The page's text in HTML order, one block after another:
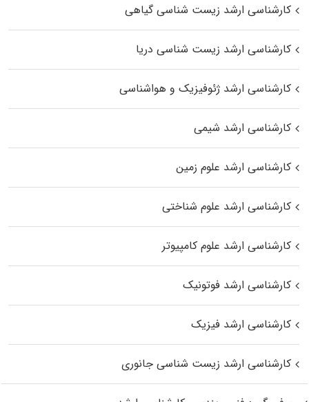
کارشناسی ارشد زیست‌ شناسی گیاهی
کارشناسی ارشد زیست‌ شناسی دریا
کارشناسی ارشد ژئوفیزیک و هواشناسی
کارشناسی ارشد شیمی
کارشناسی ارشد علوم زمین
کارشناسی ارشد علوم شناختی
کارشناسی ارشد علوم کامپیوتر
کارشناسی ارشد فوتونیک
کارشناسی ارشد فیزیک
کارشناسی ارشد زیست‌ شناسی جانوری